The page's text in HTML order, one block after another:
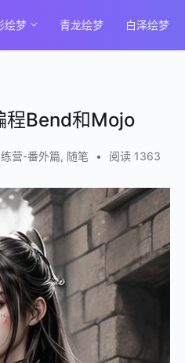
绘梦 青龙绘梦 白泽绘梦
程Bend和Mojo
营-番外篇, 随笔 • 阅读 1363